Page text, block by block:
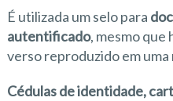
É utilizada um selo para
autentificado, mesmo que
verso reproduzido em uma
Cédulas de identidade,